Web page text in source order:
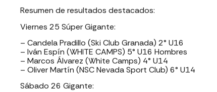
Resumen de resultados destacados:
Viernes 25 Súper Gigante:
– Candela Pradillo (Ski Club Granada) 2° U16
– Iván Espín (WHITE CAMPS) 5° U16 Hombres
– Marcos Álvarez (White Camps) 4° U14
– Oliver Martín (NSC Nevada Sport Club) 6° U14
Sábado 26 Gigante: